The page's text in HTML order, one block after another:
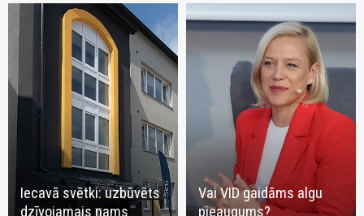
Iecavā svētki: uzbūvēts
dzīvojamais nams
Vai VID gaidāms algu
pieaugums?